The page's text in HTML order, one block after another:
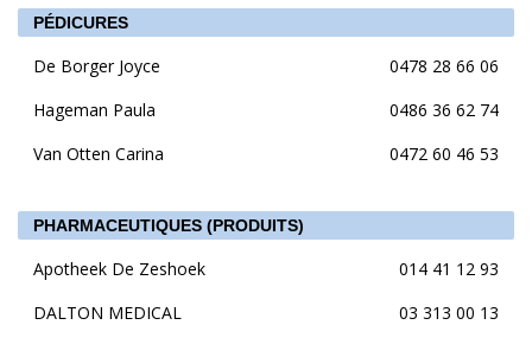
PÉDICURES
De Borger Joyce
0478 28 66 06
Hageman Paula
0486 36 62 74
Van Otten Carina
0472 60 46 53
PHARMACEUTIQUES (PRODUITS)
Apotheek De Zeshoek
014 41 12 93
DALTON MEDICAL
03 313 00 13